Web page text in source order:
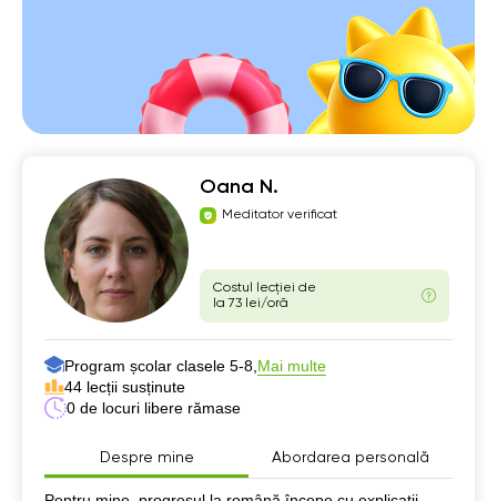
Oana N.
Meditator verificat
Costul lecției de
la 73 lei/oră
Program școlar clasele 5-8, Mai multe
44 lecții susținute
0 de locuri libere rămase
Despre mine Abordarea personală